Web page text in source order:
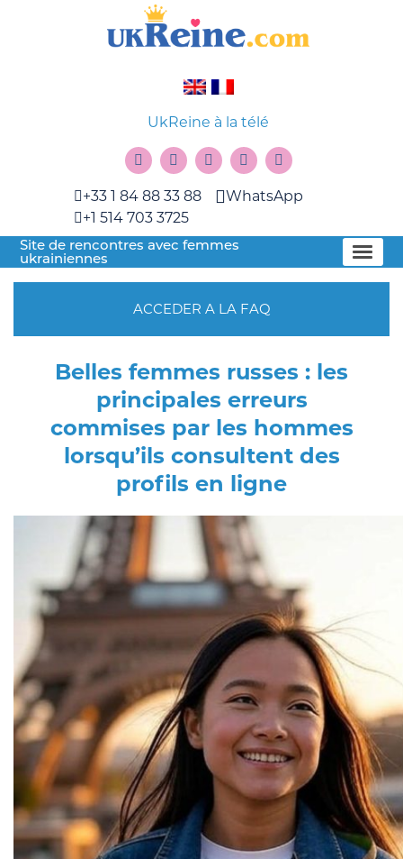
UkReine à la télé
+33 1 84 88 33 88
+1 514 703 3725
WhatsApp
Site de rencontres avec femmes
ukrainiennes
ACCEDER A LA FAQ
Belles femmes russes : les
principales erreurs
commises par les hommes
lorsqu’ils consultent des
profils en ligne